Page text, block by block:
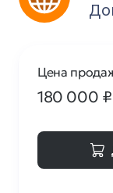
Цена
180 000 ₽